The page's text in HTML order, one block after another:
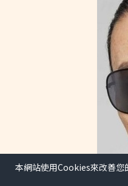
本網站使用Cookies來改善您